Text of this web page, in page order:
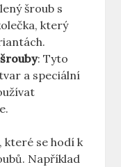
šroub s
který
: Tyto
a speciální
se hodí k
‍Například⁤